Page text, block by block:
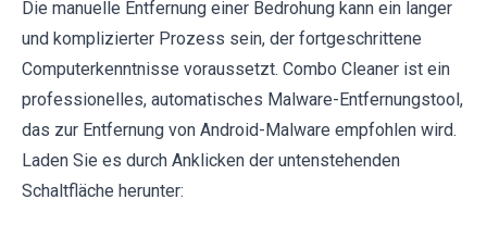
Die manuelle Entfernung einer Bedrohung kann ein langer
und komplizierter Prozess sein, der fortgeschrittene
Computerkenntnisse voraussetzt. Combo Cleaner ist ein
professionelles, automatisches Malware-Entfernungstool,
das zur Entfernung von Android-Malware empfohlen wird.
Laden Sie es durch Anklicken der untenstehenden
Schaltfläche herunter: